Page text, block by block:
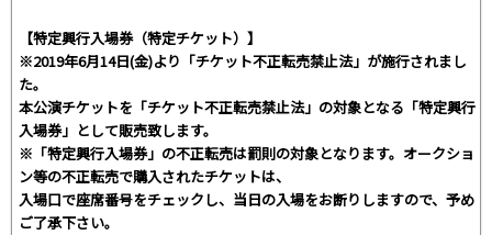
【特定興行入場券（特定チケット）】
※2019年6月14日(金)より「チケット不正転売禁止法」が施行されまし
た。
本公演チケットを「チケット不正転売禁止法」の対象となる「特定興行
入場券」として販売致します。
※「特定興行入場券」の不正転売は罰則の対象となります。オークショ
ン等の不正転売で購入されたチケットは、
入場口で座席番号をチェックし、当日の入場をお断りしますので、予め
ご了承下さい。